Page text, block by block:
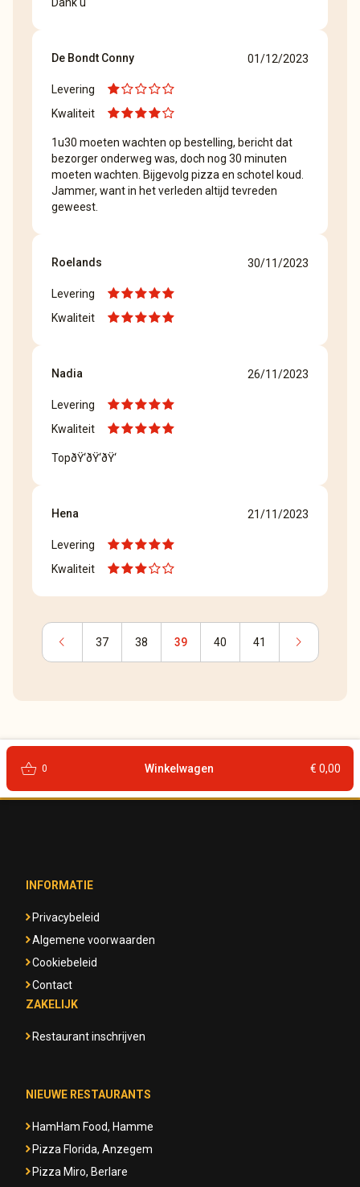
De Bondt Conny 01/12/2023
Levering
Kwaliteit
1u30 moeten wachten op bestelling, bericht dat
bezorger onderweg was, doch nog 30 minuten
moeten wachten. Bijgevolg pizza en schotel koud.
Jammer, want in het verleden altijd tevreden
geweest.
Roelands 30/11/2023
Levering
Kwaliteit
Nadia 26/11/2023
Levering
Kwaliteit
TopðŸ‘ðŸ‘ðŸ‘
Hena 21/11/2023
Levering
Kwaliteit
chevron_left 37 38 39 40 41 chevron_right
shopping_basket 0 Winkelwagen € 0,00
INFORMATIE
Privacybeleid
Algemene voorwaarden
Cookiebeleid
Contact
ZAKELIJK
Restaurant inschrijven
NIEUWE RESTAURANTS
HamHam Food, Hamme
Pizza Florida, Anzegem
Pizza Miro, Berlare